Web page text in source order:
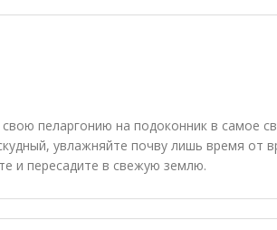
пеларгонию на подоконник в самое
увлажняйте почву лишь время от
и пересадите в свежую землю.